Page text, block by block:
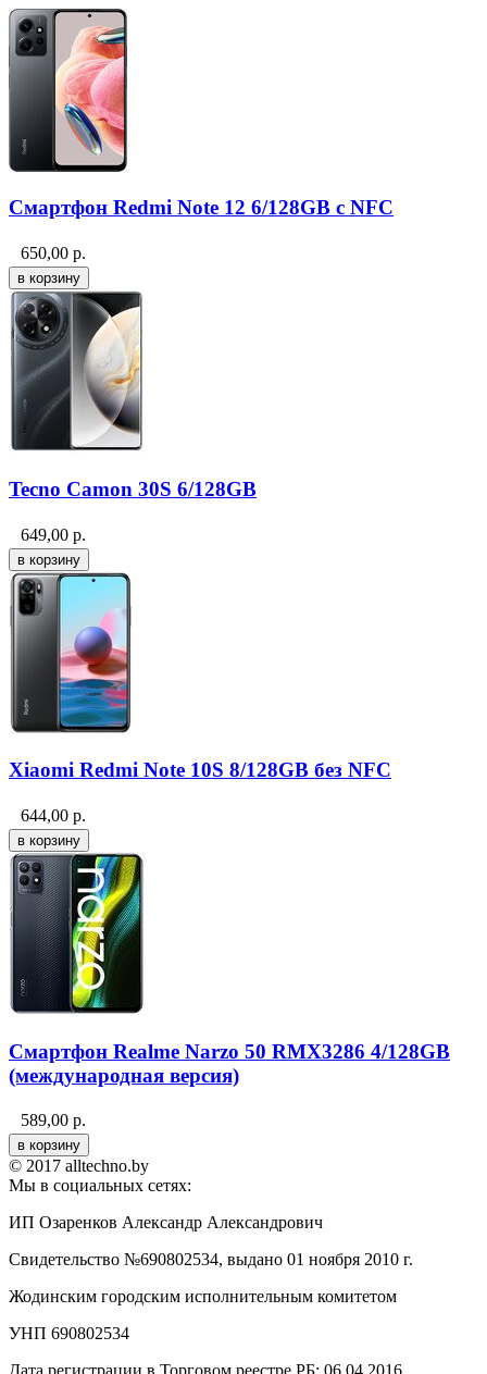
Смартфон Redmi Note 12 6/128GB с NFC
650,00 р.
Tecno Camon 30S 6/128GB
649,00 р.
Xiaomi Redmi Note 10S 8/128GB без NFC
644,00 р.
Смартфон Realme Narzo 50 RMX3286 4/128GB
(международная версия)
589,00 р.
© 2017 alltechno.by
Мы в социальных сетях:
ИП Озаренков Александр Александрович
Свидетельство №690802534, выдано 01 ноября 2010 г.
Жодинским городским исполнительным комитетом
УНП 690802534